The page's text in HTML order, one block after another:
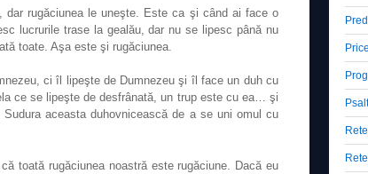
dar rugăciunea le uneşte. Este ca şi când ai face o
lucrurile trase la gealău, dar nu se lipesc până nu
toate. Aşa este şi rugăciunea.
ci îl lipeşte de Dumnezeu şi îl face un duh cu
ce se lipeşte de desfrânată, un trup este cu ea… şi
aceasta duhovnicească de a se uni omul cu
toată rugăciunea noastră este rugăciune. Dacă eu